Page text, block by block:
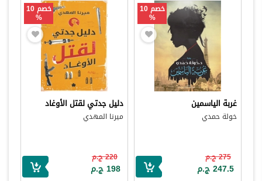
خصم 10
%
غربة الياسمين
خولة حمدي
275 ج.م
247.5 ج.م
خصم 10
%
دليل جدتي لقتل الأوغاد
ميرنا المهدي
220 ج.م
198 ج.م